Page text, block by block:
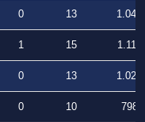
0 13
1.042
1 15
1.111
0 13
1.023
0 10
798